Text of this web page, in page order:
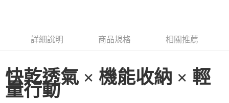
全家超取(2000以上免運)
每筆NT$100，滿NT$2,000(含以上)免運費
一般7-11取貨
詳細說明 商品規格 相關推薦
快乾透氣 × 機能收納 × 輕
量行動